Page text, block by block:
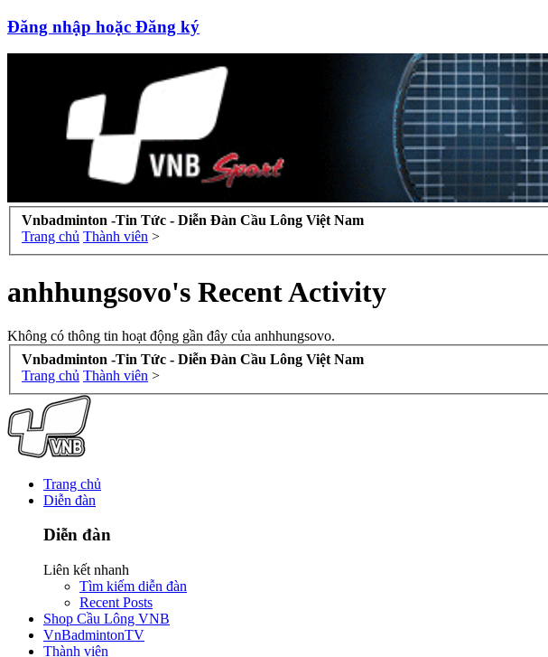
Đăng nhập hoặc Đăng ký
Vnbadminton -Tin Tức - Diễn Đàn Cầu Lông Việt Nam
Trang chủ Thành viên >
anhhungsovo's Recent Activity
Không có thông tin hoạt động gần đây của anhhungsovo.
Vnbadminton -Tin Tức - Diễn Đàn Cầu Lông Việt Nam
Trang chủ Thành viên >
Trang chủ
Diễn đàn
Diễn đàn
Liên kết nhanh
Tìm kiếm diễn đàn
Recent Posts
Shop Cầu Lông VNB
VnBadmintonTV
Thành viên